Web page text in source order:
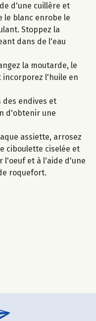
d'une cuillère et
le blanc enrobe le
Stoppez la
dans de l'eau
la moutarde, le
incorporez l'huile en
des endives et
d'obtenir une
assiette, arrosez
ciboulette ciselée et
l'oeuf et à l'aide d'une
roquefort.